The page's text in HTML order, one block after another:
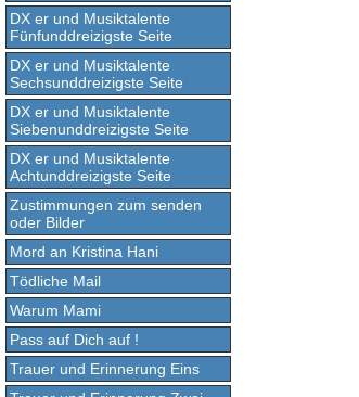
DX er und Musiktalente
Fünfunddreizigste Seite
DX er und Musiktalente
Sechsunddreizigste Seite
DX er und Musiktalente
Siebenunddreizigste Seite
DX er und Musiktalente
Achtunddreizigste Seite
Zustimmungen zum senden
oder Bilder
Mord an Kristina Hani
Tödliche Mail
Warum Mami
Pass auf Dich auf !
Trauer und Erinnerung Eins